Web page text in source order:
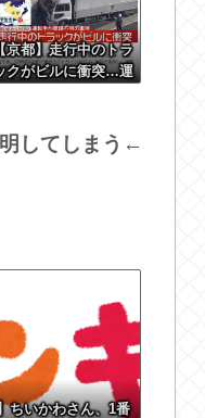
京都】走行中のトラ
クがビルに衝突…運
してしまう←
ちいかわさん、1番